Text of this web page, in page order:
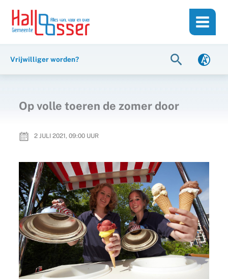
inhoud
naar
Vrijwilliger worden? Zoeken
Op volle toeren de zomer door
2 JULI 2021, 09:00UUR